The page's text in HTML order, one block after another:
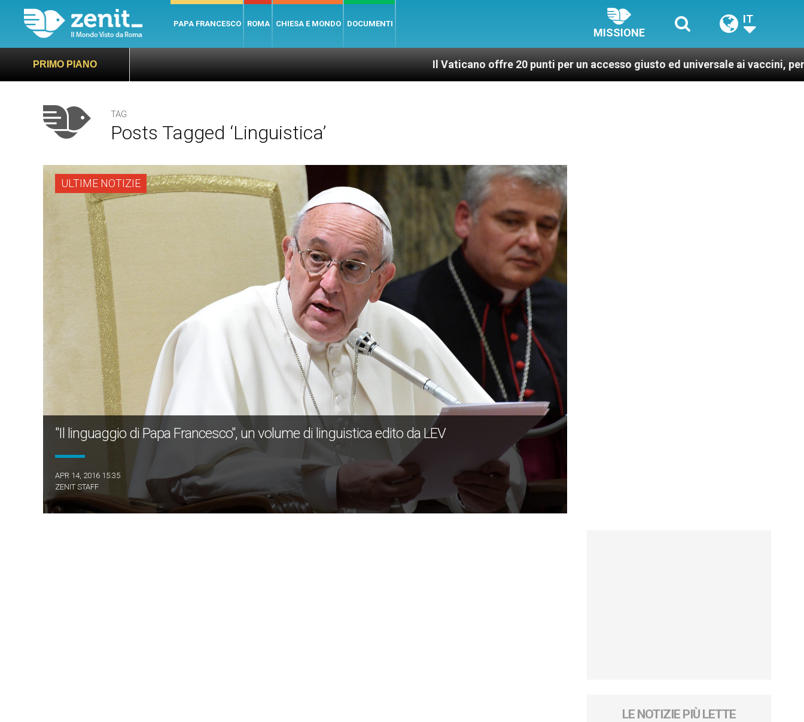
PAPA FRANCESCO ROMA CHIESA E MONDO DOCUMENTI
MISSIONE
IT
PRIMO PIANO Il Vaticano offre 20 punti per un accesso giusto ed universale ai vaccini, per un mondo più
TAG
Posts Tagged ‘linguistica’
ULTIME NOTIZIE
"Il linguaggio di Papa Francesco", un volume di linguistica edito da LEV
APR 14, 2016 15:35
ZENIT STAFF
LE NOTIZIE PIÙ LETTE